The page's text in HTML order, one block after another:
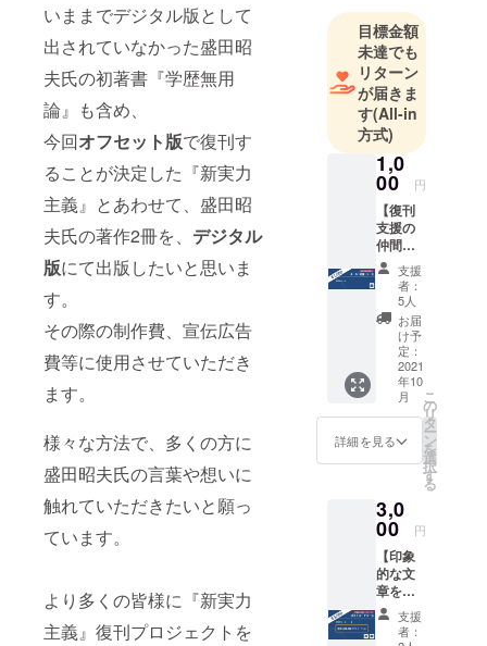
いままでデジタル版として
出されていなかった盛田昭
夫氏の初著書『学歴無用
論』も含め、
今回オフセット版で復刊す
ることが決定した『新実力
主義』とあわせて、盛田昭
夫氏の著作2冊を、 デジタル
版にて出版したいと思いま
す。
その際の制作費、宣伝広告
費等に使用させていただき
ます。
様々な方法で、多くの方に
盛田昭夫氏の言葉や想いに
触れていただきたいと願っ
ています。
より多くの皆様に『新実力
主義』復刊プロジェクトを
『ソニー技
術の秘
密』、2017
年に盛田昭
夫著『学歴
無用論』を
復刊し、出
版社として
主にネット
販売を行っ
ています。
【理
「先人の叡
智をいまの
力に」を理
念に、記念
別な装丁で
軽に手元に
置いておけ
る本作りを
心がけてい
ます。
著作権保有
者の立場が
目標金額
未達でも
リターン
が届きま
す(All-in
方式)
1,0
00 円
【復刊
支援の
仲間
に！】
メール
「応
援」
コース
★ お礼
のメー
ル（1
通）
【注意
事項】
・この
復刊本
が含ま
れませ
ん。
支援
者：
5人
お届
け予
定：
2021
年10
月
詳細を見る
こ
の
リ
タ
ー
ン
を
選
択
す
る
3,0
00 円
【印象
的な文
章をイ
ラスト
で！】
支援
者：